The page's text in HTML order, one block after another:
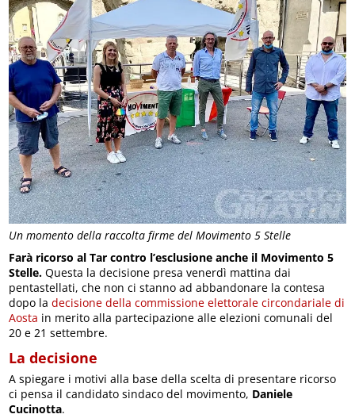
Un momento della raccolta firme del Movimento 5 Stelle
Farà ricorso al Tar contro l’esclusione anche il Movimento 5
Stelle. Questa la decisione presa venerdì mattina dai
pentastellati, che non ci stanno ad abbandonare la contesa
dopo ladecisione della commissione elettorale circondariale di
Aosta in merito alla partecipazione alle elezioni comunali del
20 e 21 settembre.
La decisione
A spiegare i motivi alla base della scelta di presentare ricorso
ci pensa il candidato sindaco del movimento, Daniele
Cucinotta.